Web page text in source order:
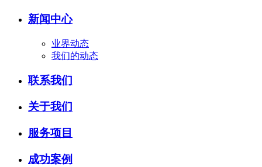
新闻中心
业界动态
我们的动态
联系我们
关于我们
服务项目
成功案例